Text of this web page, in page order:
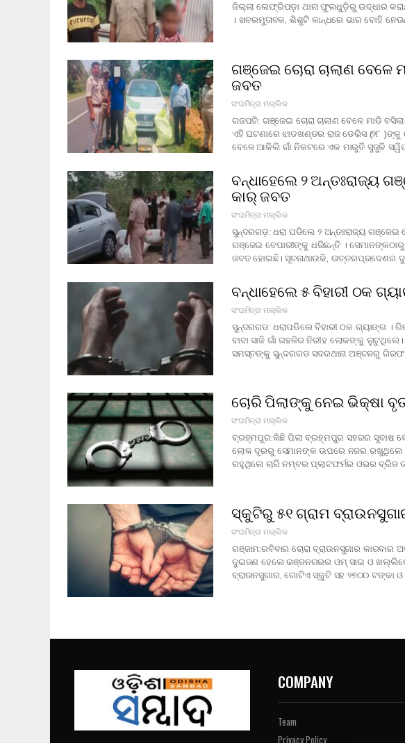
ଜିଲ୍ଲା ଲେଫ୍ରିପଡ଼ା ଥାନା ଫୁଲଧୁଡ଼ିରୁ ଉଦ୍ଧାର
। ଖବରମୁତାବକ, ଶିଶୁଟି କାନ୍ଧରେ ଭାର ବୋହି
ଗଞ୍ଜେଇ ଚୋରା ଚାଲାଣ
ଜବତ
ସଂଘମିତ୍ରା ମଲ୍ଲିକ
ଗଜପତି: ଗଞ୍ଜେଇ ଚୋରା ଚାଲାଣ ବେଳେ ମାଡି
ଏହି ଘଟଣାରେ ଝାଡଖଣ୍ଡର ରାଜ ଡେଭିସ (୨୮
ବେଳେ ଆକିଲି ଗାଁ ନିକଟରେ ଏକ ମାରୁତି ସୁଜୁକି
ବନ୍ଧାହେଲେ ୨ ଅନ୍ତଃରାଜ୍ୟ
କାର୍ ଜବତ
ସଂଘମିତ୍ରା ମଲ୍ଲିକ
ସୁନ୍ଦରଗଡ଼: ଧରା ପଡିଲେ ୨ ଅନ୍ତଃରାଜ୍ୟ ଗଞ୍ଜେଇ
ଗଞ୍ଜେଇ ବେପାରୀଙ୍କୁ ଧରିଛନ୍ତି ।
ଜବତ ହୋଇଛି। ସୂଚନାଥାଉକି, ଉତ୍ତରପ୍ରଦେଶର
ବନ୍ଧାହେଲେ ୫ ବିହାରୀ ଠକ
ସଂଘମିତ୍ରା ମଲ୍ଲିକ
ସୁନ୍ଦରଗଡ: ଧରାପଡିଲେ ବିହାରୀ ଠକ ଗ୍ୟାଙ୍ଗ ।
ବାବା ସାଜି ଗାଁ ଗହଳିର ନିରୀହ ଲୋକଙ୍କୁ
ସମସ୍ତଙ୍କୁ ସୁନ୍ଦରଗଡ ସଦରଥାନା ଅଞ୍ଚଳରୁ ଗିରଫ
ଚୋରି ପିଲାଙ୍କୁ ନେଇ ଭିକ୍ଷା
ସଂଘମିତ୍ରା ମଲ୍ଲିକ
ବ୍ରହ୍ମପୁର:କିଛି ପିଲା ବ୍ରହ୍ମପୁର ସହରର ସୁବାଷ
ଲୋକ ଦୂରରୁ ସେମାନଙ୍କ ଉପରେ ନଜର ରଖୁଥିଲେ ।
ରହୁଥିଲେ ଚାରି ନମ୍ବର ପ୍ଲାଟଫର୍ମର ଓଭର ବ୍ରିଜ
ସ୍କୁଟିରୁ ୫୧ ଗ୍ରାମ
ସଂଘମିତ୍ରା ମଲ୍ଲିକ
ଗଞ୍ଜାମ:ରବିବାର ଚୋରା ବ୍ରାଉନସୁଗାର
ଦୁଇଜଣ ହେଲେ ଭଞ୍ଜନଗରର ଓମ୍‌ ସାଇ ଓ
ବ୍ରାଉନସୁଗାର, ଗୋଟିଏ ସ୍କୁଟି ସହ ୨୭୦୦ ଟଙ୍କା
COMPANY
Team
Privacy Policy